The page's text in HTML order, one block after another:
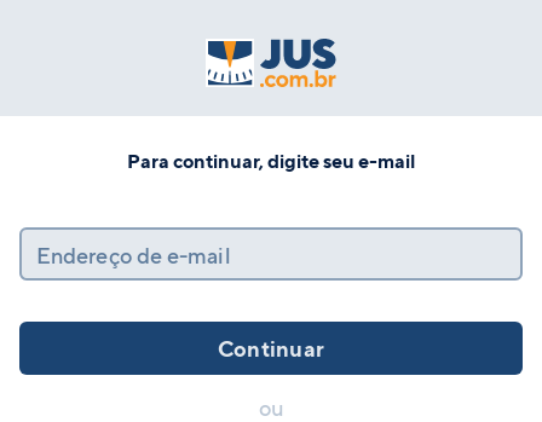
Para continuar, digite seu e-mail
Endereço de e-mail
Continuar
ou